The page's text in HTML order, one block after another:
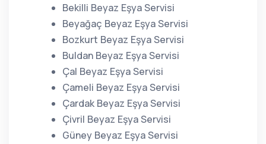
Bekilli Beyaz Eşya Servisi
Beyağaç Beyaz Eşya Servisi
Bozkurt Beyaz Eşya Servisi
Buldan Beyaz Eşya Servisi
Çal Beyaz Eşya Servisi
Çameli Beyaz Eşya Servisi
Çardak Beyaz Eşya Servisi
Çivril Beyaz Eşya Servisi
Güney Beyaz Eşya Servisi